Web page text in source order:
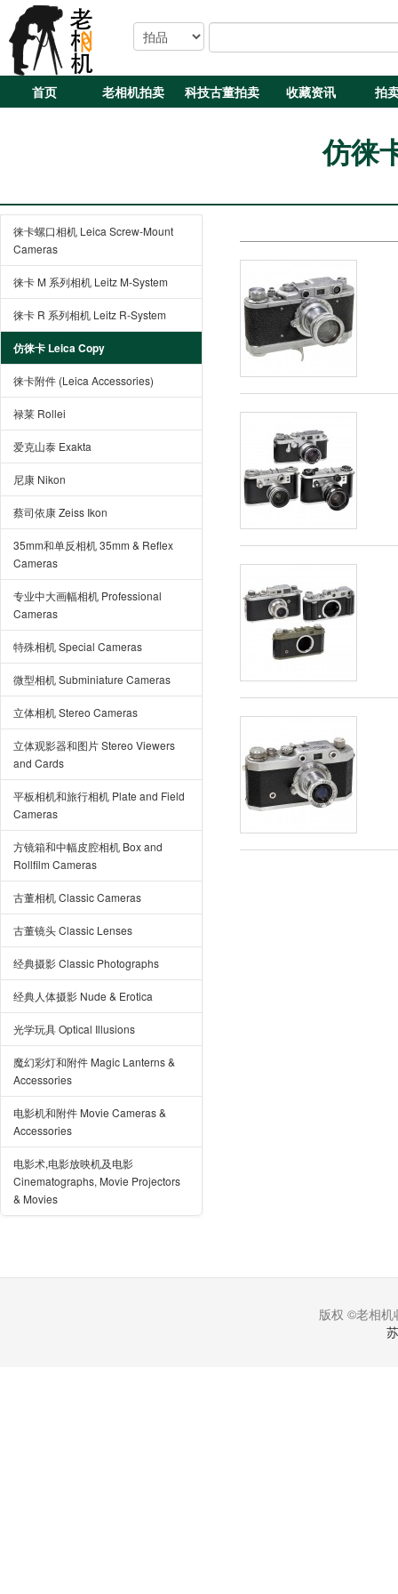
首页 老相机拍卖 科技古董拍卖 收藏资讯 拍
仿徕
徕卡螺口相机 Leica Screw-Mount
Cameras
徕卡 M 系列相机 Leitz M-System
徕卡 R 系列相机 Leitz R-System
仿徕卡 Leica Copy
徕卡附件 (Leica Accessories)
禄莱 Rollei
爱克山泰 Exakta
尼康 Nikon
蔡司依康 Zeiss Ikon
35mm和单反相机 35mm & Reflex
Cameras
专业中大画幅相机 Professional
Cameras
特殊相机 Special Cameras
微型相机 Subminiature Cameras
立体相机 Stereo Cameras
立体观影器和图片 Stereo Viewers
and Cards
平板相机和旅行相机 Plate and Field
Cameras
方镜箱和中幅皮腔相机 Box and
Rollfilm Cameras
古董相机 Classic Cameras
古董镜头 Classic Lenses
经典摄影 Classic Photographs
经典人体摄影 Nude & Erotica
光学玩具 Optical Illusions
魔幻彩灯和附件 Magic Lanterns &
Accessories
电影机和附件 Movie Cameras &
Accessories
电影术,电影放映机及电影
Cinematographs, Movie Projectors
& Movies
版权 ©老相